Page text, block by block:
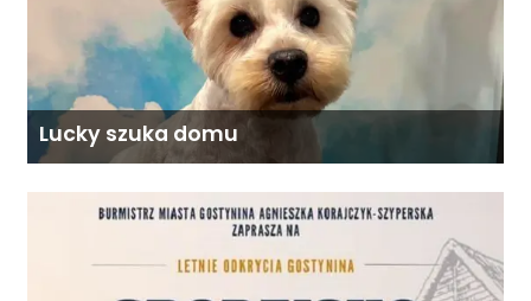
Lucky szuka domu